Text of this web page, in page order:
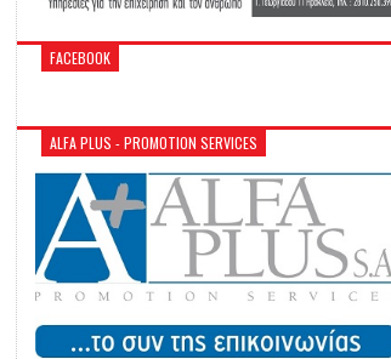
FACEBOOK
ALFA PLUS - PROMOTION SERVICES